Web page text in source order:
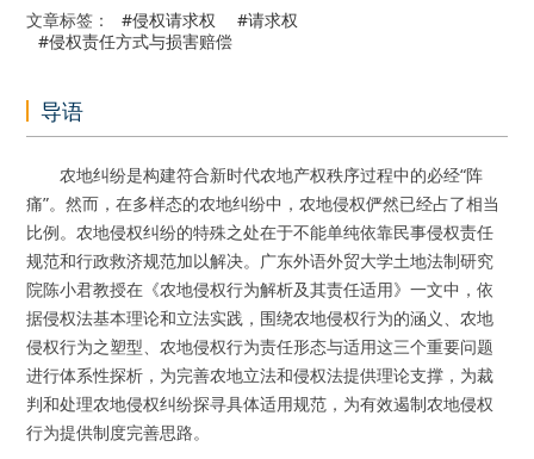
文章标签： #侵权请求权
#请求权
#侵权责任方式与损害赔偿
导语
农地纠纷是构建符合新时代农地产权秩序过程中的必经“阵
痛”。然而，在多样态的农地纠纷中，农地侵权俨然已经占了相当
比例。农地侵权纠纷的特殊之处在于不能单纯依靠民事侵权责任
规范和行政救济规范加以解决。广东外语外贸大学土地法制研究
院陈小君教授在《农地侵权行为解析及其责任适用》一文中，依
据侵权法基本理论和立法实践，围绕农地侵权行为的涵义、农地
侵权行为之塑型、农地侵权行为责任形态与适用这三个重要问题
进行体系性探析，为完善农地立法和侵权法提供理论支撑，为裁
判和处理农地侵权纠纷探寻具体适用规范，为有效遏制农地侵权
行为提供制度完善思路。